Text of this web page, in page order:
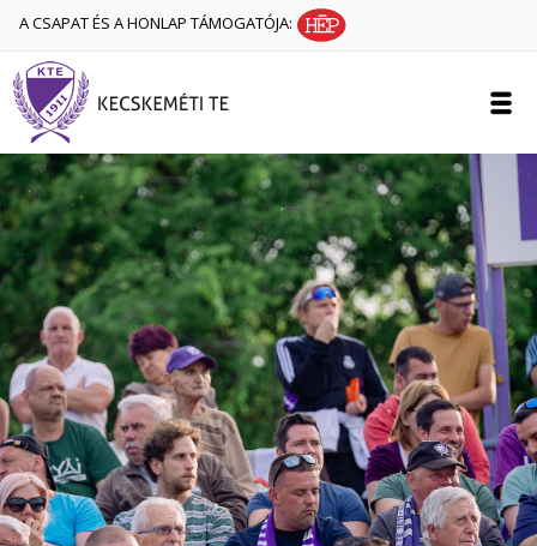
A CSAPAT ÉS A HONLAP TÁMOGATÓJA: